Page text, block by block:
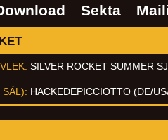
Sekta
: SILVER ROCKET SUMMER
SÁL): HACKEDEPICCIOTTO (DE/